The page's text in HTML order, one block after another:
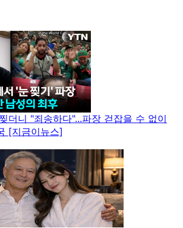
더니 "죄송하다"...파장 걷잡을 수 없이
[지금이뉴스]